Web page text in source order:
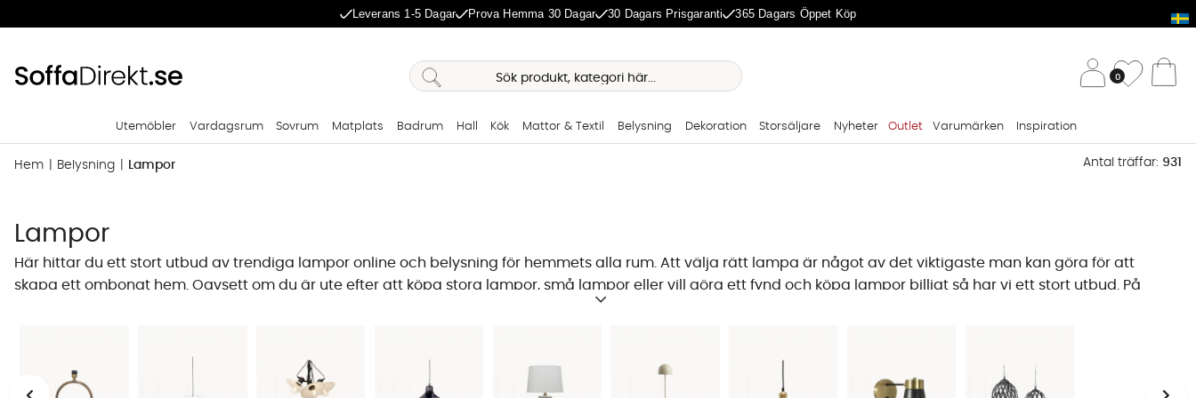
Leverans 1-5 Dagar Prova Hemma 30 Dagar 30 Dagars Prisgaranti 365 Dagars Öppet Köp
0
Utemöbler Vardagsrum Sovrum Matplats Badrum Hall Kök Mattor & Textil Belysning Dekoration Storsäljare Nyheter Outlet Varumärken Inspiration
Hem Belysning Lampor Antal träffar: 931
Lampor
Här hittar du ett stort utbud av trendiga lampor online och belysning för hemmets alla rum. Att välja rätt lampa är något av det viktigaste man kan göra för att
skapa ett ombonat hem. Oavsett om du är ute efter att köpa stora lampor, små lampor eller vill göra ett fynd och köpa lampor billigt så har vi ett stort utbud. På
SoffaDirekt hittar du många dekorativa lampor som förhöjer designkänslan hemma. Många gånger kan det behövas fler ljuskällor än vad man tror, och vi erbjuder
Val av lampa